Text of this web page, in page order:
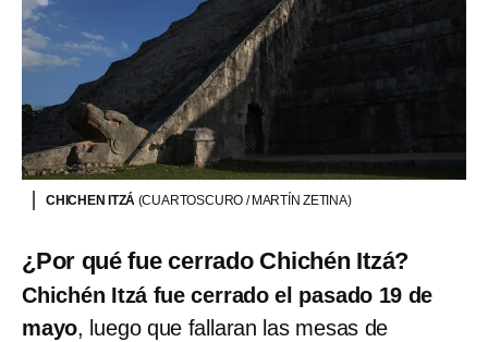
CHICHEN ITZÁ (CUARTOSCURO / MARTÍN ZETINA)
¿Por qué fue cerrado Chichén Itzá?
Chichén Itzá fue cerrado el pasado 19 de
mayo, luego que fallaran las mesas de